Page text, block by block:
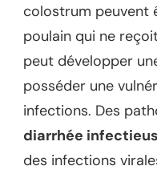
colostrum peuvent
poulain qui ne
peut développer
posséder une
infections. Des
diarrhée
des infections